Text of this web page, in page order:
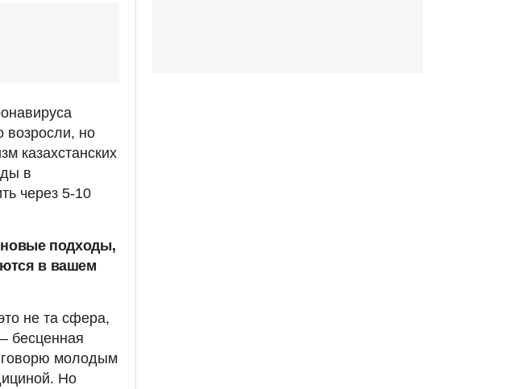
возросли, но
казахстанских
в
через 5-10
новые подходы,
в вашем
не та сфера,
бесценная
говорю молодым
Но